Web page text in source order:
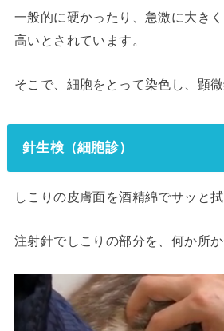
一般的に硬かったり、急激に大き
高い とされています。
そこで、細胞をとって染色し、顕微
針生検（細胞診）
しこりの皮膚面を酒精綿でサッと拭
注射針でしこりの部分を、何か所か